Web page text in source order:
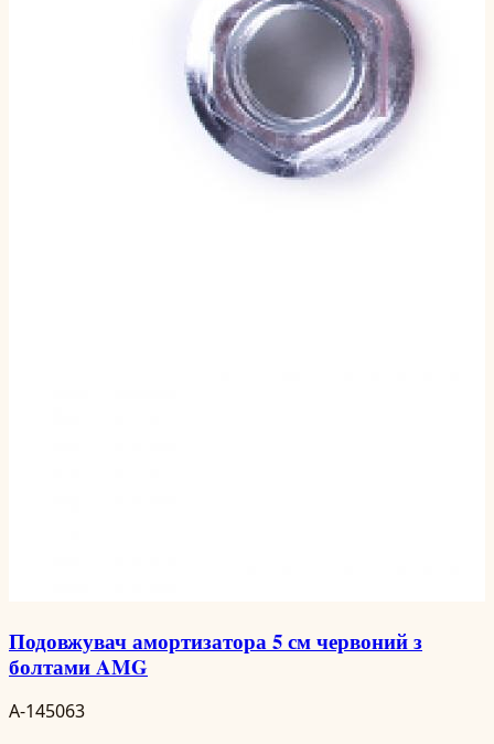
Подовжувач амортизатора 5 см червоний з
болтами AMG
A-145063